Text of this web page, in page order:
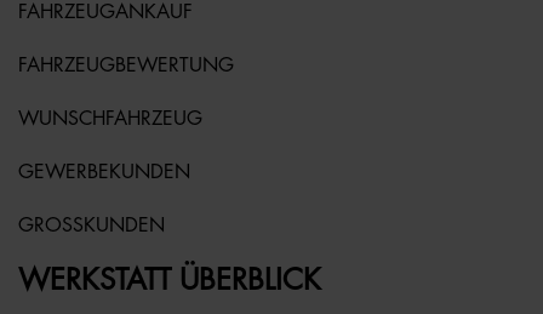
FAHRZEUGANKAUF
FAHRZEUGBEWERTUNG
WUNSCHFAHRZEUG
GEWERBEKUNDEN
GROSSKUNDEN
WERKSTATT ÜBERBLICK